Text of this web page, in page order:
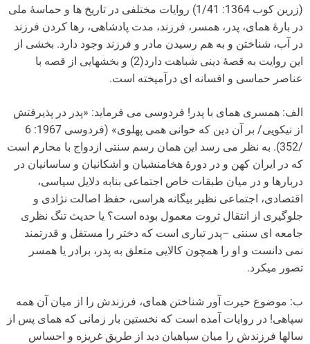
(زرین کوب 1364: 1/41) روایات مختلفی در تاریخ ها و حماسۀ ملی
در بارۀ همای، پدر، همسر، فرزند، مدت پادشاهی، رها کردن فرزند
در آب، شناختن و به هم رسیدن مادر و فرزند وجود دارد. بخشی از
این روایت به قصۀ دینی شباهت دارد(2) و بخش­هایی از قصه با
عناصر حماسی و افسانه ای در­آمیخته است.
الف: همسری همای با پدر! فردوسی می فرماید: «پدر در پذیرفتش
از نیکویی/ بر آن دین که خوانی همی پهلوی» (فردوسی 1967: 6
/352). به نظر می رسد این همان رسم سنتی ازدواج با محارم است
که در ایران کهن و در دورۀ هخامنشیان و اشکانیان و ساسانیان در
دربارها و در میان طبقات خاص اجتماعی بنابه دلایل سیاسی،
اقتصادی، اجتماعی نظیر بیگانه هراسی، حفظ اصالت نژادی و
جلوگیری از انتقال ثروت معمول بوده است؟ یا حدیث تنگ نظری
جامعه ای سنتی –پدر تباری است که دختر را مستقل و قدرتمند
نمی دانست و او را همچون کالایی متعلق به پدر، برادر یا همسر
تصور می­کرد.
ب: موضوع حیرت آور شناختن همای، فرزندش را از میان آن همه
سپاهی! در روایات آمده است که نخستین بار زمانی که همای پس از
سال­ها فرزندش را میان سپاهیان دید از طریق غریزه و احساس